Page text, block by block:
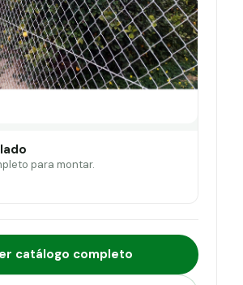
para montar.
catálogo completo